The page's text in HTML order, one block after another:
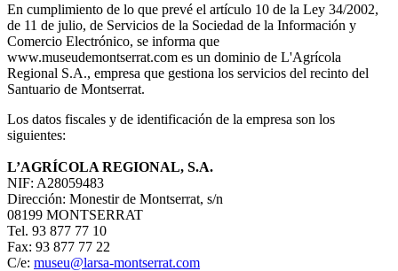
En cumplimiento de lo que prevé el artículo 10 de la Ley 34/2002,
de 11 de julio, de Servicios de la Sociedad de la Información y
Comercio Electrónico, se informa que
www.museudemontserrat.com es un dominio de L'Agrícola
Regional S.A., empresa que gestiona los servicios del recinto del
Santuario de Montserrat.
Los datos fiscales y de identificación de la empresa son los
siguientes:
L’AGRÍCOLA REGIONAL, S.A.
NIF: A28059483
Dirección: Monestir de Montserrat, s/n
08199 MONTSERRAT
Tel. 93 877 77 10
Fax: 93 877 77 22
C/e: museu@larsa-montserrat.com